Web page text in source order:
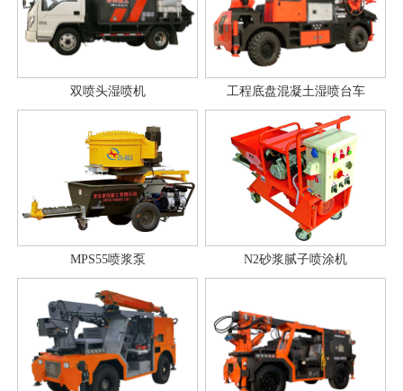
双喷头湿喷机 工程底盘混凝土湿喷台车
MPS55喷浆泵 N2砂浆腻子喷涂机